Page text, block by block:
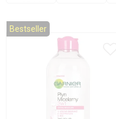
Bestseller